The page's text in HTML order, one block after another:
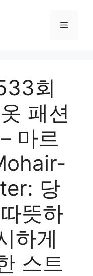
Menu
회
패션
마르
당
뜻하
하게
스트